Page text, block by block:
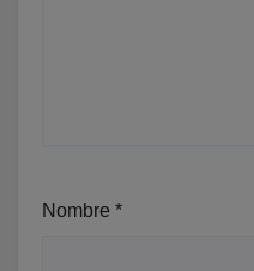
Nombre *